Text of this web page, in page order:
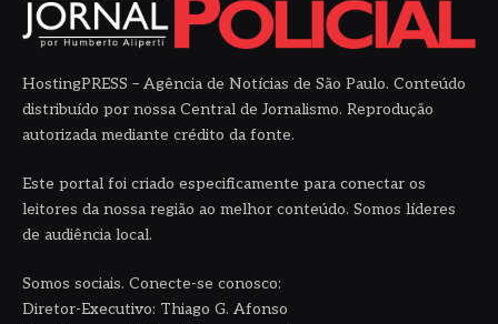
HostingPRESS – Agência de Notícias de São Paulo. Conteúdo
distribuído por nossa Central de Jornalismo. Reprodução
autorizada mediante crédito da fonte.
Este portal foi criado especificamente para conectar os
leitores da nossa região ao melhor conteúdo. Somos líderes
de audiência local.
Somos sociais. Conecte-se conosco:
Diretor-Executivo: Thiago G. Afonso